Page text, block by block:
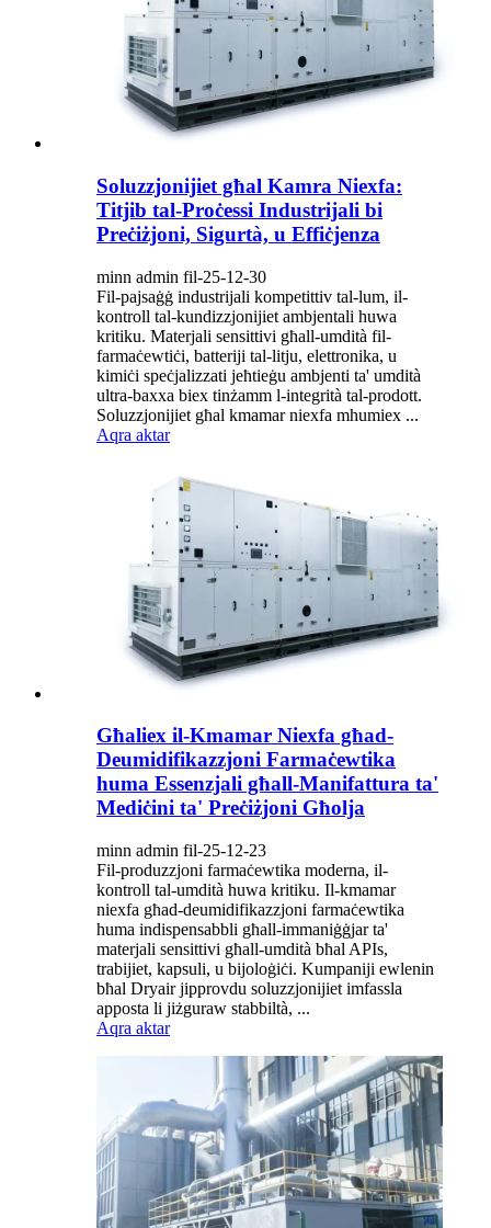
Soluzzjonijiet għal Kamra Niexfa:
Titjib tal-Proċessi Industrijali bi
Preċiżjoni, Sigurtà, u Effiċjenza
minn admin fil-25-12-30
Fil-pajsaġġ industrijali kompetittiv tal-lum, il-
kontroll tal-kundizzjonijiet ambjentali huwa
kritiku. Materjali sensittivi għall-umdità fil-
farmaċewtiċi, batteriji tal-litju, elettronika, u
kimiċi speċjalizzati jeħtieġu ambjenti ta' umdità
ultra-baxxa biex tinżamm l-integrità tal-prodott.
Soluzzjonijiet għal kmamar niexfa mhumiex ...
Aqra aktar
Għaliex il-Kmamar Niexfa għad-
Deumidifikazzjoni Farmaċewtika
huma Essenzjali għall-Manifattura ta'
Mediċini ta' Preċiżjoni Għolja
minn admin fil-25-12-23
Fil-produzzjoni farmaċewtika moderna, il-
kontroll tal-umdità huwa kritiku. Il-kmamar
niexfa għad-deumidifikazzjoni farmaċewtika
huma indispensabbli għall-immaniġġjar ta'
materjali sensittivi għall-umdità bħal APIs,
trabijiet, kapsuli, u bijoloġiċi. Kumpaniji ewlenin
bħal Dryair jipprovdu soluzzjonijiet imfassla
apposta li jiżguraw stabbiltà, ...
Aqra aktar